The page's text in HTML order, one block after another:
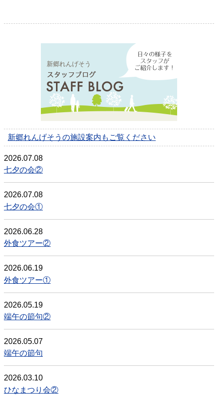
新郷れんげそう
新郷れんげそうの施設案内もご覧ください
2026.07.08
七夕の会②
2026.07.08
七夕の会①
2026.06.28
外食ツアー②
2026.06.19
外食ツアー①
2026.05.19
端午の節句②
2026.05.07
端午の節句
2026.03.10
ひなまつり会②